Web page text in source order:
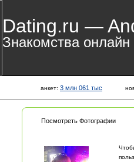
Dating.ru —
Знакомства онлайн
анкет: 3 млн 061 тыс
Посмотреть Фотографии